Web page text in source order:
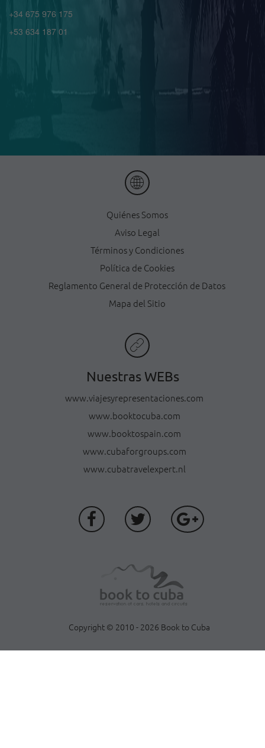
+34 675 976 175
+53 634 187 01
Quiénes Somos
Aviso Legal
Términos y Condiciones
Política de Cookies
Reglamento General de Protección de Datos
Mapa del Sitio
Nuestras WEBs
www.viajesyrepresentaciones.com
www.booktocuba.com
www.booktospain.com
www.cubaforgroups.com
www.cubatravelexpert.nl
Copyright © 2010 - 2026 Book to Cuba